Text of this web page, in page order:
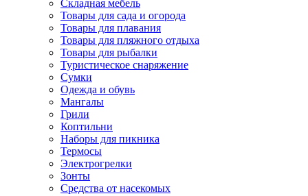
Складная мебель
Товары для сада и огорода
Товары для плавания
Товары для пляжного отдыха
Товары для рыбалки
Туристическое снаряжение
Сумки
Одежда и обувь
Мангалы
Грили
Коптильни
Наборы для пикника
Термосы
Электрогрелки
Зонты
Средства от насекомых